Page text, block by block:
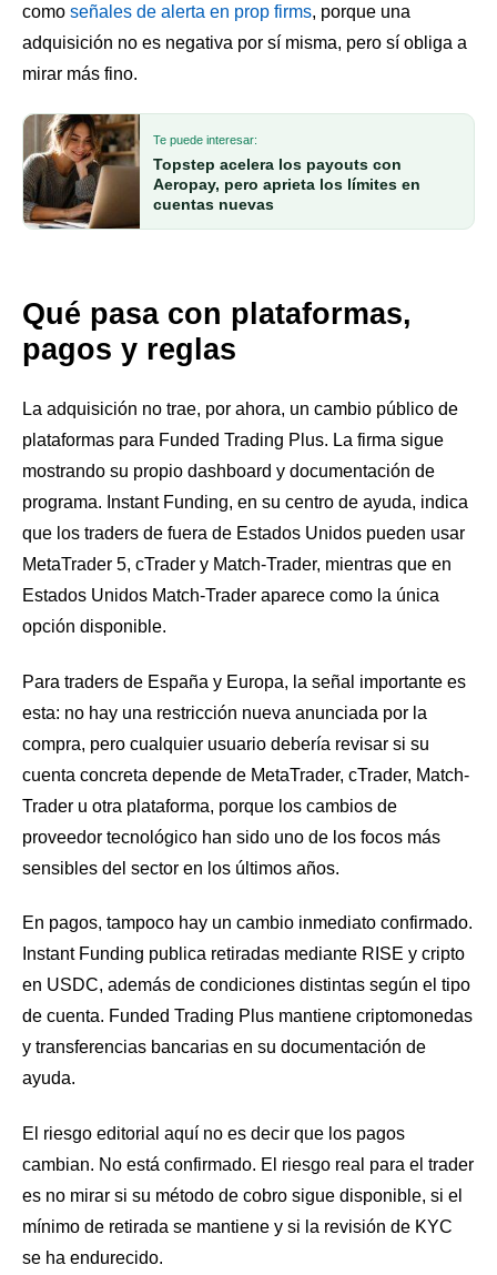
como señales de alerta en prop firms, porque una
adquisición no es negativa por sí misma, pero sí obliga a
mirar más fino.
Te puede interesar:
Topstep acelera los payouts con
Aeropay, pero aprieta los límites en
cuentas nuevas
Qué pasa con plataformas,
pagos y reglas
La adquisición no trae, por ahora, un cambio público de
plataformas para Funded Trading Plus. La firma sigue
mostrando su propio dashboard y documentación de
programa. Instant Funding, en su centro de ayuda, indica
que los traders de fuera de Estados Unidos pueden usar
MetaTrader 5, cTrader y Match-Trader, mientras que en
Estados Unidos Match-Trader aparece como la única
opción disponible.
Para traders de España y Europa, la señal importante es
esta: no hay una restricción nueva anunciada por la
compra, pero cualquier usuario debería revisar si su
cuenta concreta depende de MetaTrader, cTrader, Match-
Trader u otra plataforma, porque los cambios de
proveedor tecnológico han sido uno de los focos más
sensibles del sector en los últimos años.
En pagos, tampoco hay un cambio inmediato confirmado.
Instant Funding publica retiradas mediante RISE y cripto
en USDC, además de condiciones distintas según el tipo
de cuenta. Funded Trading Plus mantiene criptomonedas
y transferencias bancarias en su documentación de
ayuda.
El riesgo editorial aquí no es decir que los pagos
cambian. No está confirmado. El riesgo real para el trader
es no mirar si su método de cobro sigue disponible, si el
mínimo de retirada se mantiene y si la revisión de KYC
se ha endurecido.